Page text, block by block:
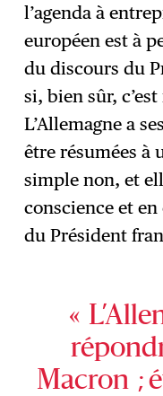
l’agenda à
européen est à
du discours du
si, bien sûr,
L’Allemagne a
être résumées à
simple non, et
conscience et
du Président
«
Macron ;